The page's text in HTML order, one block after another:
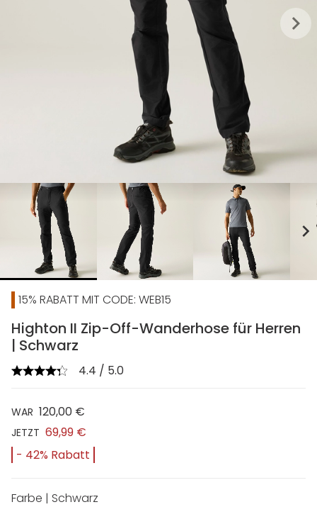
keyboard_arrow_right
chevron_right
15% RABATT MIT CODE: WEB15
Highton II Zip-Off-Wanderhose für Herren
| Schwarz
4.4 / 5.0
WAR 120,00 €
JETZT 69,99 €
- 42% Rabatt
Farbe | Schwarz